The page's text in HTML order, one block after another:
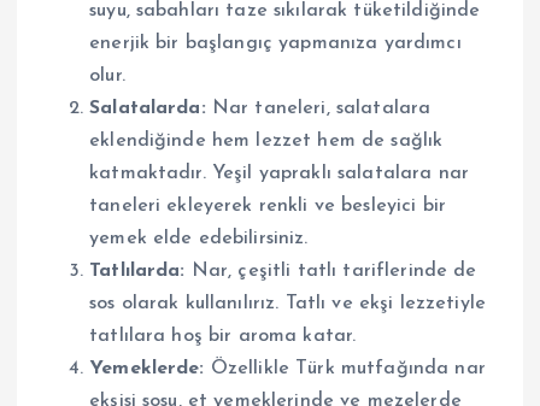
suyu, sabahları taze sıkılarak tüketildiğinde
enerjik bir başlangıç yapmanıza yardımcı
olur.
Salatalarda: Nar taneleri, salatalara
eklendiğinde hem lezzet hem de sağlık
katmaktadır. Yeşil yapraklı salatalara nar
taneleri ekleyerek renkli ve besleyici bir
yemek elde edebilirsiniz.
Tatlılarda:
Nar, çeşitli tatlı tariflerinde de
sos olarak kullanılırız. Tatlı ve ekşi lezzetiyle
tatlılara hoş bir aroma katar.
Yemeklerde: Özellikle Türk mutfağında nar
ekşisi sosu, et yemeklerinde ve mezelerde